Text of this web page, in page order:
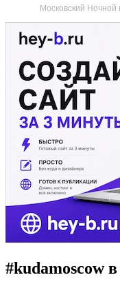
Московский
#kudamoscow